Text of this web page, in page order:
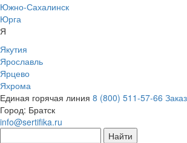
Южно-Сахалинск
Юрга
Я
Якутия
Ярославль
Ярцево
Яхрома
Единая горячая линия 8 (800) 511-57-66
Город: Братск
info@sertifika.ru